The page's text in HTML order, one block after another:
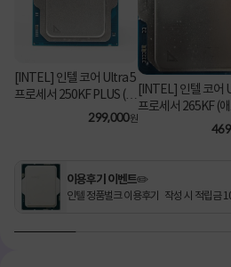
[INTEL] 인텔 코어 Ultra 5
프로세서 250KF PLUS (애
로우 레이크/5.3GHz/30M
299,000원
[INTEL] 인텔 코어
프로세서 265KF (애로우
레이크/3.9GHz/
이용후기 이벤트✏️
인텔 정품벌크 이용후기 작성 시 적립금